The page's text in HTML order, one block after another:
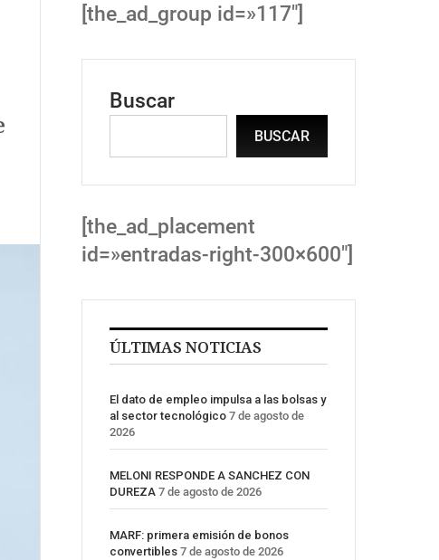
[the_ad_group id=»117″]
Buscar
BUSCAR
[the_ad_placement
id=»entradas-right-300×600″]
ÚLTIMAS NOTICIAS
El dato de empleo impulsa a las bolsas y
al sector tecnológico 7 de agosto de
2026
MELONI RESPONDE A SANCHEZ CON
DUREZA 7 de agosto de 2026
MARF: primera emisión de bonos
convertibles 7 de agosto de 2026